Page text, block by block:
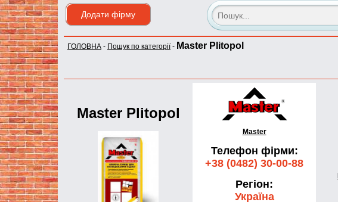
Додати фірму
ГОЛОВНА - Пошук по категорії- Master Plitopol
Master Plitopol
Master
Телефон фірми:
+38 (0482) 30-00-88
Регіон:
Україна